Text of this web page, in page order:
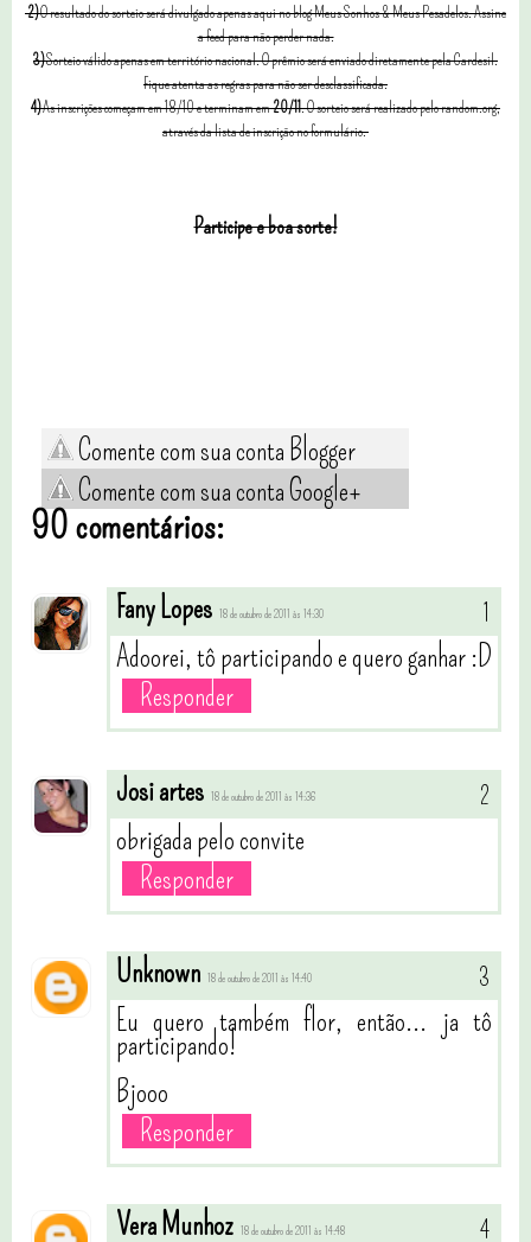
2)O resultado do sorteio será divulgado apenas aqui no blog Meus Sonhos & Meus Pesadelos. Assine
a feed para não perder nada.
3)Sorteio válido apenas em território nacional. O prêmio será enviado diretamente pela Cardesil.
Fique atenta as regras para não ser desclassificada.
4)As inscrições começam em 18/10 e terminam em20/11. O sorteio será realizado pelo random.org,
através da lista de inscrição no formulário.
Participe e boa sorte!
Comente com sua conta Blogger
Comente com sua conta Google+
90 comentários:
Fany Lopes 18 de outubro de 2011 às 14:30
Adoorei, tô participando e quero ganhar :D
Responder
Josi artes 18 de outubro de 2011 às 14:36
obrigada pelo convite
Responder
Unknown 18 de outubro de 2011 às 14:40
Eu quero também flor, então... ja tô
participando!
Bjooo
Responder
Vera Munhoz 18 de outubro de 2011 às 14:48